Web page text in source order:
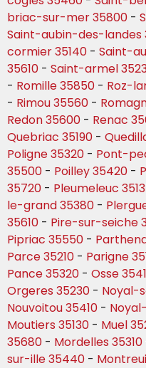
briac-sur-mer 35800 -
Saint-aubin-des-landes
cormier 35140 - Saint-
35610 - Saint-armel
- Romille 35850 - Roz-
- Rimou 35560 -
Redon 35600 - Renac
Quebriac 35190 -
Poligne 35320 - Pont-
35500 - Poilley 35420 -
35720 - Pleumeleuc
le-grand 35380 -
35610 - Pire-sur-seiche
Pipriac 35550 -
Parce 35210 - Parigne
Pance 35320 - Osse
Orgeres 35230 - Noyal-
Nouvoitou 35410 -
Moutiers 35130 - Muel
35680 - Mordelles 35310
sur-ille 35440 -